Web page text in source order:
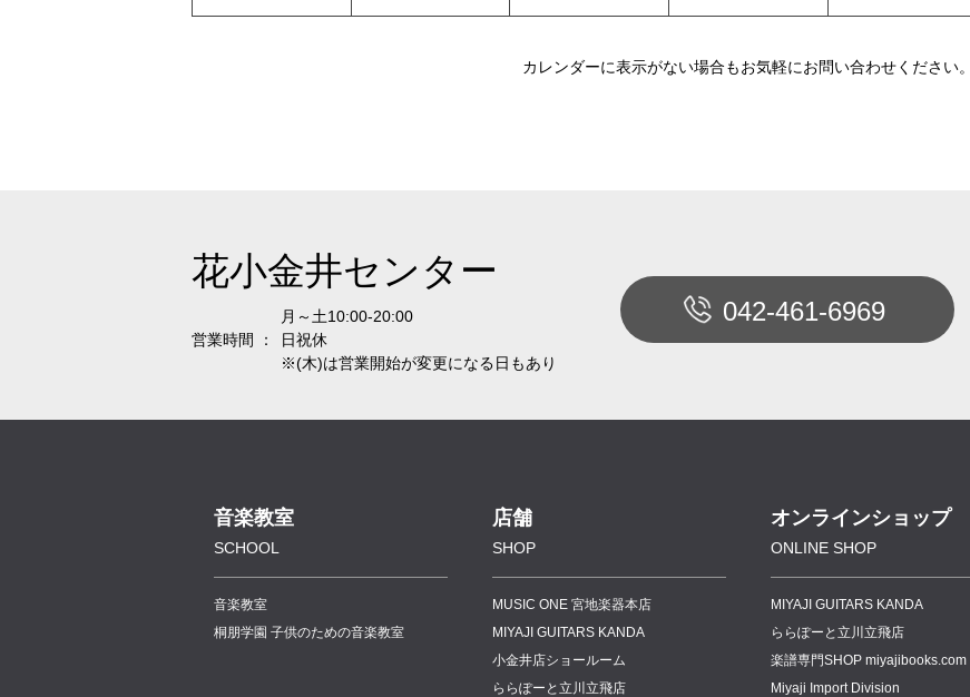
カレンダーに表示がない場合もお気軽にお問い合わせください。
花小金井センター
営業時間 ：
月～土10:00-20:00
日祝休
※(木)は営業開始が変更になる日もあり
042-461-6969
音楽教室
SCHOOL
音楽教室
桐朋学園 子供のための音楽教室
店舗
SHOP
MUSIC ONE 宮地楽器本店
MIYAJI GUITARS KANDA
小金井店ショールーム
ららぽーと立川立飛店
オンラインショップ
ONLINE SHOP
MIYAJI GUITARS KANDA
ららぽーと立川立飛店
楽譜専門SHOP miyajibooks.com
Miyaji Import Division